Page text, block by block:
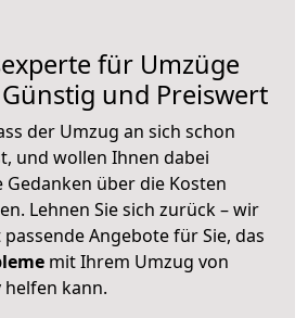
für Umzüge
Günstig und Preiswert
der Umzug an sich schon
und wollen Ihnen dabei
Gedanken über die Kosten
Lehnen Sie sich zurück – wir
Angebote für Sie, das
mit Ihrem Umzug von
helfen kann.